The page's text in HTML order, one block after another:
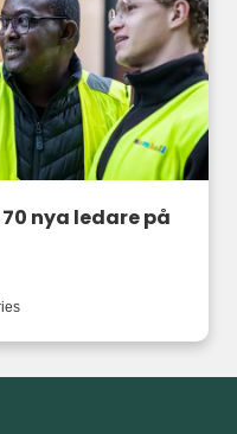
nya ledare på